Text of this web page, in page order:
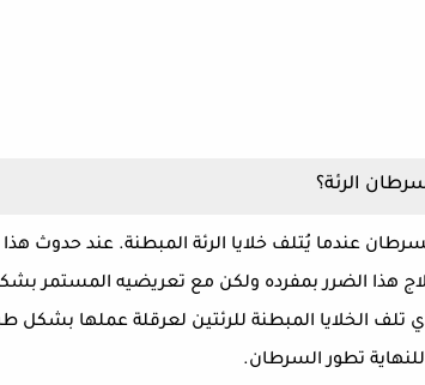
الرئة؟
عندما يُتلف خلايا الرئة المبطنة. عند حدوث
هذا الضرر بمفرده ولكن مع تعريضيه المستمر
تلف الخلايا المبطنة للرئتين لعرقلة عملها بشكل
تطور السرطان.